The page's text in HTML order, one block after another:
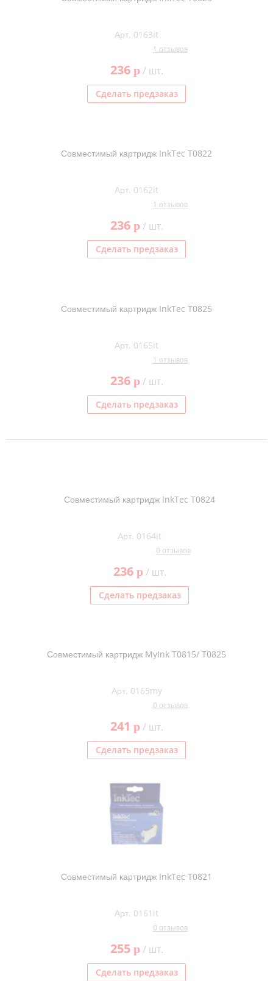
Арт. 0163it
1 отзывов
236 p/ шт.
Сделать предзаказ
Совместимый картридж InkTec T0822
Арт. 0162it
1 отзывов
236 p/ шт.
Сделать предзаказ
Совместимый картридж InkTec T0825
Арт. 0165it
1 отзывов
236 p/ шт.
Сделать предзаказ
Совместимый картридж InkTec T0824
Арт. 0164it
0 отзывов
236 p/ шт.
Сделать предзаказ
Совместимый картридж MyInk T0815/ T0825
Арт. 0165my
0 отзывов
241 p/ шт.
Сделать предзаказ
Совместимый картридж InkTec T0821
Арт. 0161it
0 отзывов
255 p/ шт.
Сделать предзаказ